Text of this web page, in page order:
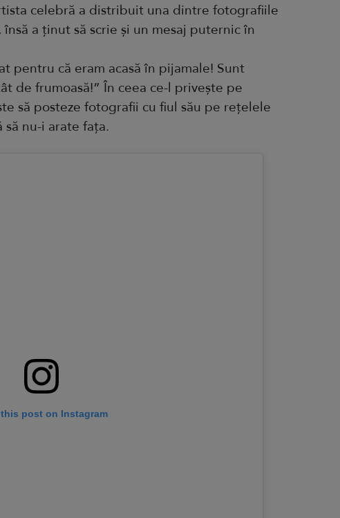
celebră a distribuit una dintre fotografiile
a ținut să scrie și un mesaj puternic în
pentru că eram acasă în pijamale! Sunt
de frumoasă!” În ceea ce-l privește pe
să posteze fotografii cu fiul său pe rețelele
să nu-i arate fața.
post on Instagram